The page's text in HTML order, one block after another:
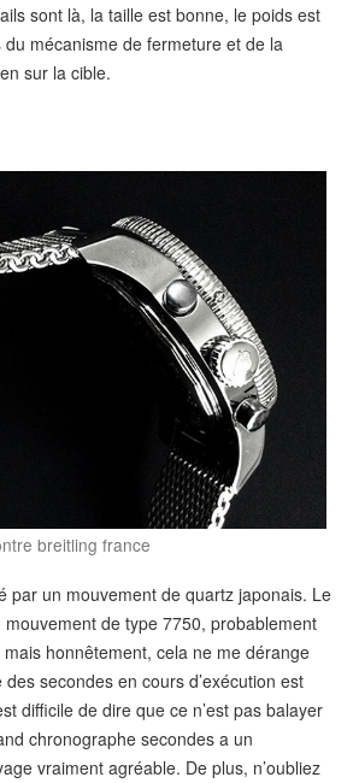
sont là, la taille est bonne, le poids est
mécanisme de fermeture et de la
sur la cible.
breitling france
par un mouvement de quartz japonais. Le
de type 7750, probablement
honnêtement, cela ne me dérange
des secondes en cours d’exécution est
difficile de dire que ce n’est pas balayer
chronographe secondes a un
vraiment agréable. De plus, n’oubliez